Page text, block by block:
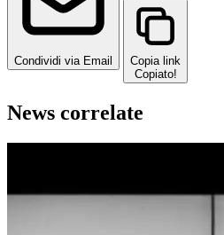
Condividi via Email
Copia link
Copiato!
News correlate